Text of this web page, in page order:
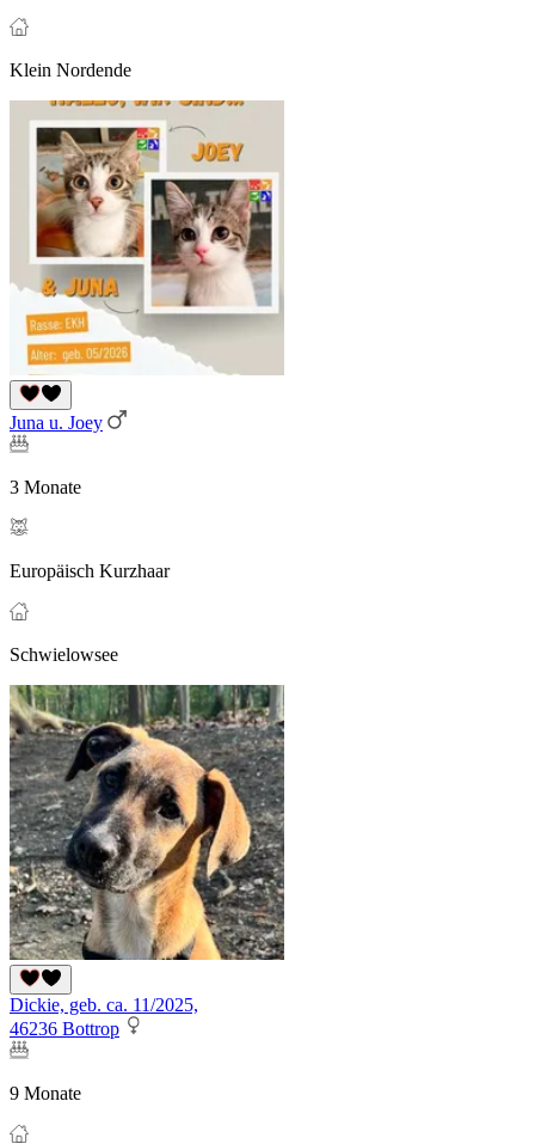
Klein Nordende
Juna u. Joey
3 Monate
Europäisch Kurzhaar
Schwielowsee
Dickie, geb. ca. 11/2025,
46236 Bottrop
9 Monate